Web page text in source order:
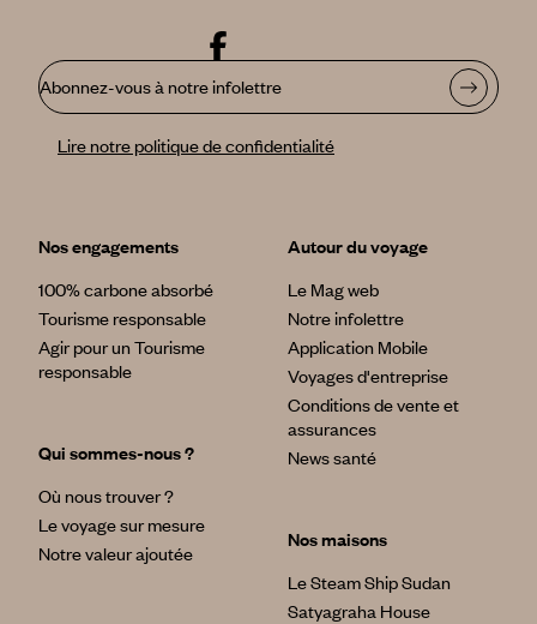
Abonnez-vous à notre infolettre
Lire notre politique de confidentialité
Nos engagements
100% carbone absorbé
Tourisme responsable
Agir pour un Tourisme
responsable
Qui sommes-nous ?
Où nous trouver ?
Le voyage sur mesure
Notre valeur ajoutée
Autour du voyage
Le Mag web
Notre infolettre
Application Mobile
Voyages d'entreprise
Conditions de vente et
assurances
News santé
Nos maisons
Le Steam Ship Sudan
Satyagraha House